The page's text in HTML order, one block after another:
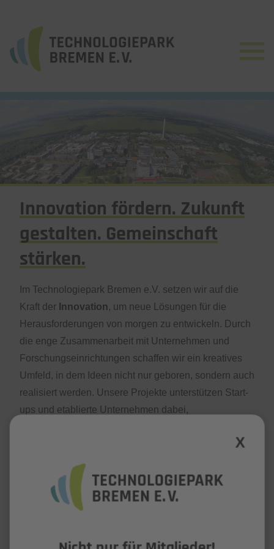
Innovation fördern. Zukunft
gestalten. Gemeinschaft
stärken.
Im Technologiepark Bremen e.V. setzen wir auf die
Kraft der Innovation, um neue Lösungen für die
Herausforderungen von morgen zu entwickeln. Durch
die enge Zusammenarbeit mit Unternehmen und
Forschungseinrichtungen schaffen wir ein kreatives
Umfeld, in dem Ideen nicht nur geboren, sondern auch
realisiert werden. Unsere Projekte unterstützen Start-
ups und etablierte Unternehmen dabei,
fördern wir eine Kultur des Experimentierens und des
Wissensaustauschs, die den Grundstein für
bahnbrechende Entwicklungen legt.
Zukunft wird heute gestaltet! Im Technologiepark
X